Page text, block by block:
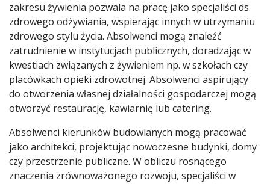
zakresu żywienia pozwala na pracę jako specjaliści ds.
zdrowego odżywiania, wspierając innych w utrzymaniu
zdrowego stylu życia. Absolwenci mogą znaleźć
zatrudnienie w instytucjach publicznych, doradzając w
kwestiach związanych z żywieniem np. w szkołach czy
placówkach opieki zdrowotnej. Absolwenci aspirujący
do otworzenia własnej działalności gospodarczej mogą
otworzyć restaurację, kawiarnię lub catering.
Absolwenci kierunków budowlanych mogą pracować
jako architekci, projektując nowoczesne budynki, domy
czy przestrzenie publiczne. W obliczu rosnącego
znaczenia zrównoważonego rozwoju, specjaliści w